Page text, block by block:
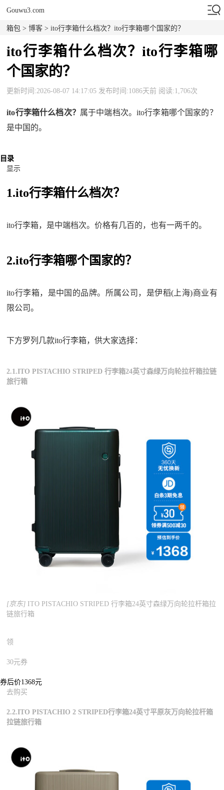
Gouwu3.com
箱包 >博客 > ito行李箱什么档次？ito行李箱哪个国家的？
ito行李箱什么档次？ito行李箱哪
个国家的？
更新时间:2026-08-07 14:17:05 发布时间:1086天前 阅读:1,706次
ito行李箱什么档次？ 属于中端档次。ito行李箱哪个国家的？
是中国的。
目录
显示
1.ito行李箱什么档次？
ito行李箱，是中端档次。价格有几百的，也有一两千的。
2.ito行李箱哪个国家的？
ito行李箱，是中国的品牌。所属公司，是伊稻(上海)商业有
限公司。
下方罗列几款ito行李箱，供大家选择：
2.1.ITO PISTACHIO STRIPED 行李箱24英寸森绿万向轮拉杆箱拉链
旅行箱
[京东] ITO PISTACHIO STRIPED 行李箱24英寸森绿万向轮拉杆箱拉
链旅行箱
领
30元券
券后价1368元
去购买
2.2.ITO PISTACHIO 2 STRIPED行李箱24英寸平原灰万向轮拉杆箱
拉链旅行箱